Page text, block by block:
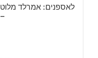
₪115,500.
₪75,000.
– 3.07 ק"ג